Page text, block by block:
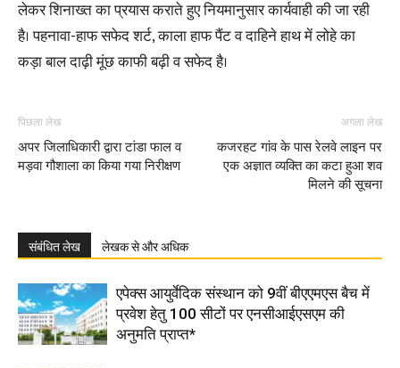
लेकर शिनाख्त का प्रयास कराते हुए नियमानुसार कार्यवाही की जा रही
है। पहनावा-हाफ सफेद शर्ट, काला हाफ पैंट व दाहिने हाथ में लोहे का
कड़ा बाल दाढ़ी मूंछ काफी बढ़ी व सफेद है।
पिछला लेख
अपर जिलाधिकारी द्वारा टांडा फाल व
मड़वा गौशाला का किया गया निरीक्षण
अगला लेख
कजरहट गांव के पास रेलवे लाइन पर
एक अज्ञात व्यक्ति का कटा हुआ शव
मिलने की सूचना
संबंधित लेख लेखक से और अधिक
एपेक्स आयुर्वेदिक संस्थान को 9वीं बीएएमएस बैच में
प्रवेश हेतु 100 सीटों पर एनसीआईएसएम की
अनुमति प्राप्त*